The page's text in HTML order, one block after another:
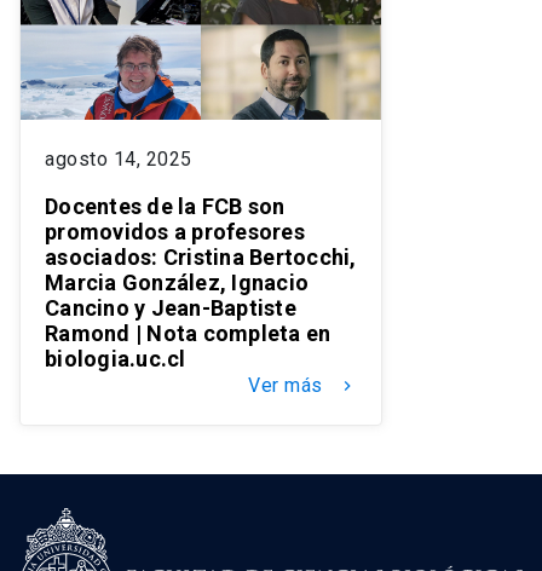
agosto 14, 2025
Docentes de la FCB son
promovidos a profesores
asociados: Cristina Bertocchi,
Marcia González, Ignacio
Cancino y Jean-Baptiste
Ramond | Nota completa en
biologia.uc.cl
Ver más keyboard_arrow_right